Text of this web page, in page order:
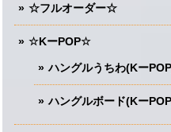
☆フルオーダー☆
☆KーPOP☆
ハングルうちわ(Kー
ハングルボード(Kー